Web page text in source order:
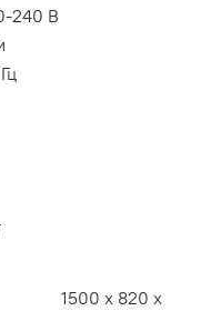
240 В
1500 x 820 x